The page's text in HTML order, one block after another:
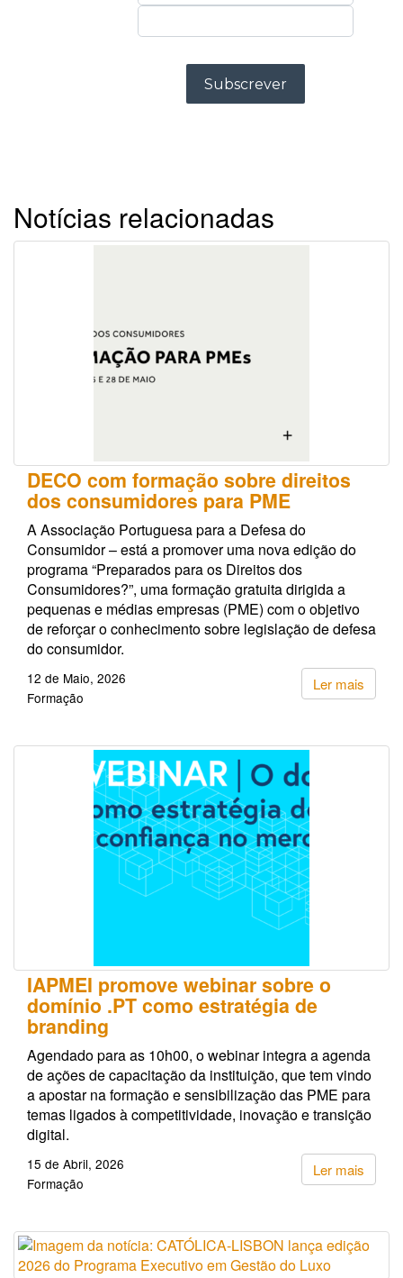
Notícias relacionadas
DECO com formação sobre direitos
dos consumidores para PME
A Associação Portuguesa para a Defesa do
Consumidor – está a promover uma nova edição do
programa “Preparados para os Direitos dos
Consumidores?”, uma formação gratuita dirigida a
pequenas e médias empresas (PME) com o objetivo
de reforçar o conhecimento sobre legislação de defesa
do consumidor.
Ler mais
12 de Maio, 2026
Formação
IAPMEI promove webinar sobre o
domínio .PT como estratégia de
branding
Agendado para as 10h00, o webinar integra a agenda
de ações de capacitação da instituição, que tem vindo
a apostar na formação e sensibilização das PME para
temas ligados à competitividade, inovação e transição
digital.
Ler mais
15 de Abril, 2026
Formação